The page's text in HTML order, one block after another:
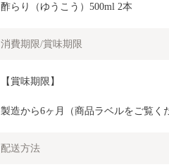
酢らり（ゆうこう）500ml 2本
消費期限/賞味期限
【賞味期限】
製造から6ヶ月（商品ラベルをご覧く
配送方法